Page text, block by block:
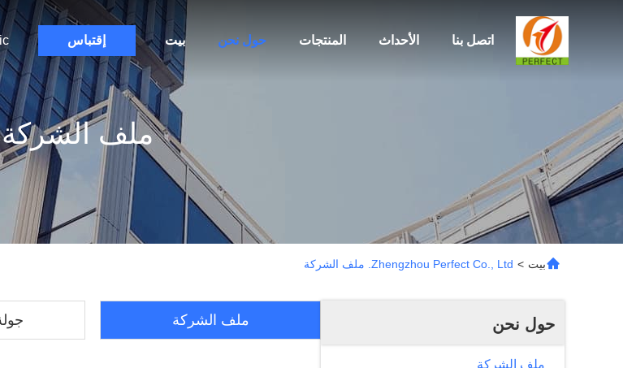
بيت حول نحن المنتجات الأحداث اتصل بنا إقتباس
ملف الشركة
بيت > Zhengzhou Perfect Co., Ltd. ملف الشركة
حول نحن
ملف الشركة
ملف الشركة